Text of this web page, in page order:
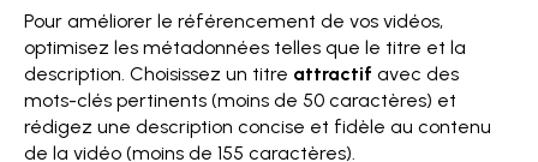
Pour améliorer le référencement de vos vidéos,
optimisez les métadonnées telles que le titre et la
description. Choisissez un titre attractif avec des
mots-clés pertinents (moins de 50 caractères) et
rédigez une description concise et fidèle au contenu
de la vidéo (moins de 155 caractères).